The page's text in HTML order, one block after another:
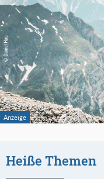
Heiße Themen